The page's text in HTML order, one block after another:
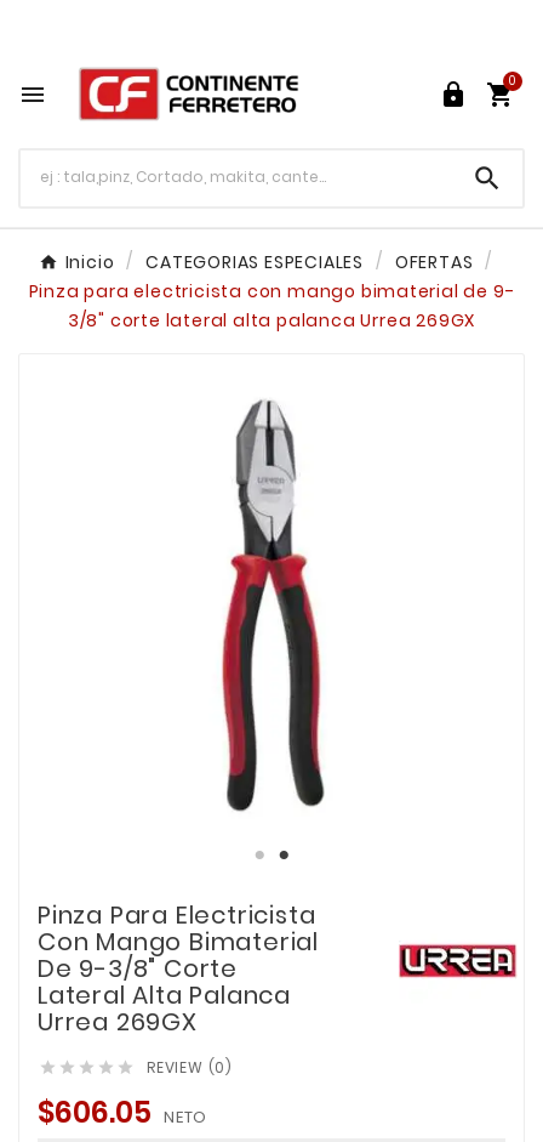
  
0

Inicio CATEGORIAS ESPECIALES
OFERTAS
Pinza para electricista con mango bimaterial de 9-
3/8" corte lateral alta palanca Urrea 269GX
Pinza Para Electricista
Con Mango Bimaterial
De 9-3/8" Corte
Lateral Alta Palanca
Urrea 269GX
     REVIEW (0)
$606.05 NETO